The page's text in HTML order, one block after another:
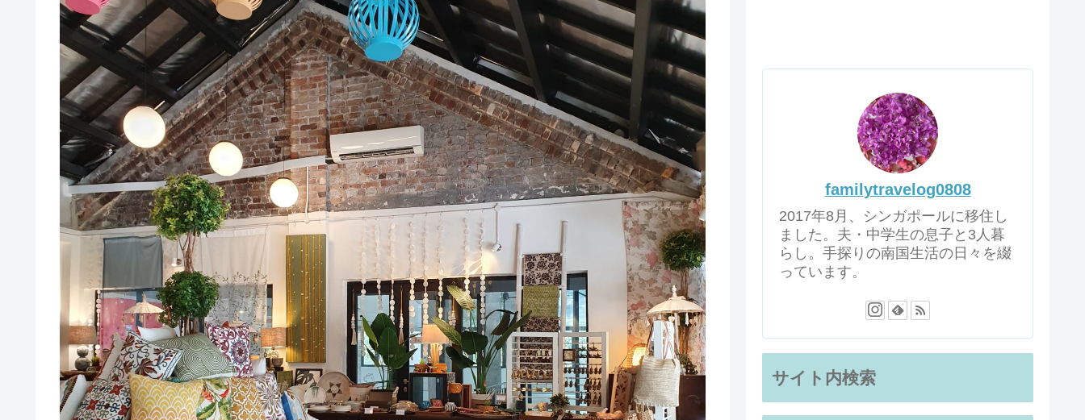
familytravelog0808
2017年8月、シンガポールに移住し
ました。夫・中学生の息子と3人暮
らし。手探りの南国生活の日々を綴
っています。
サイト内検索